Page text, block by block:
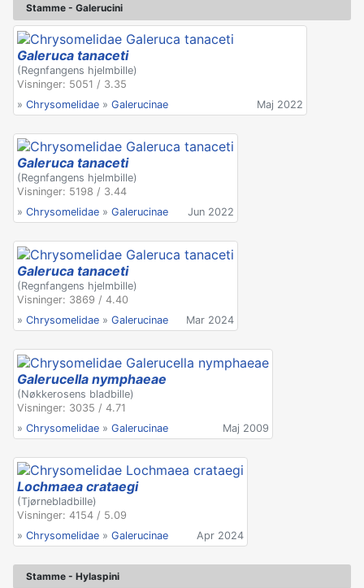
Stamme - Galerucini
Galeruca tanaceti
(Regnfangens hjelmbille)
Visninger: 5051 / 3.35
» Chrysomelidae » Galerucinae Maj 2022
Galeruca tanaceti
(Regnfangens hjelmbille)
Visninger: 5198 / 3.44
» Chrysomelidae » Galerucinae Jun 2022
Galeruca tanaceti
(Regnfangens hjelmbille)
Visninger: 3869 / 4.40
» Chrysomelidae » Galerucinae Mar 2024
Galerucella nymphaeae
(Nøkkerosens bladbille)
Visninger: 3035 / 4.71
» Chrysomelidae » Galerucinae Maj 2009
Lochmaea crataegi
(Tjørnebladbille)
Visninger: 4154 / 5.09
» Chrysomelidae » Galerucinae Apr 2024
Stamme - Hylaspini